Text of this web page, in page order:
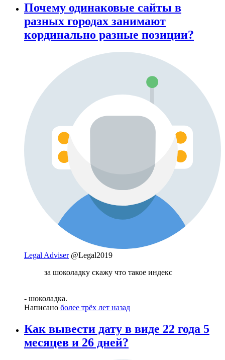
Почему одинаковые сайты в
разных городах занимают
кординально разные позиции?
Legal Adviser @Legal2019
за шоколадку скажу что такое индекс
- шоколадка.
Написано более трёх лет назад
Как вывести дату в виде 22 года 5
месяцев и 26 дней?